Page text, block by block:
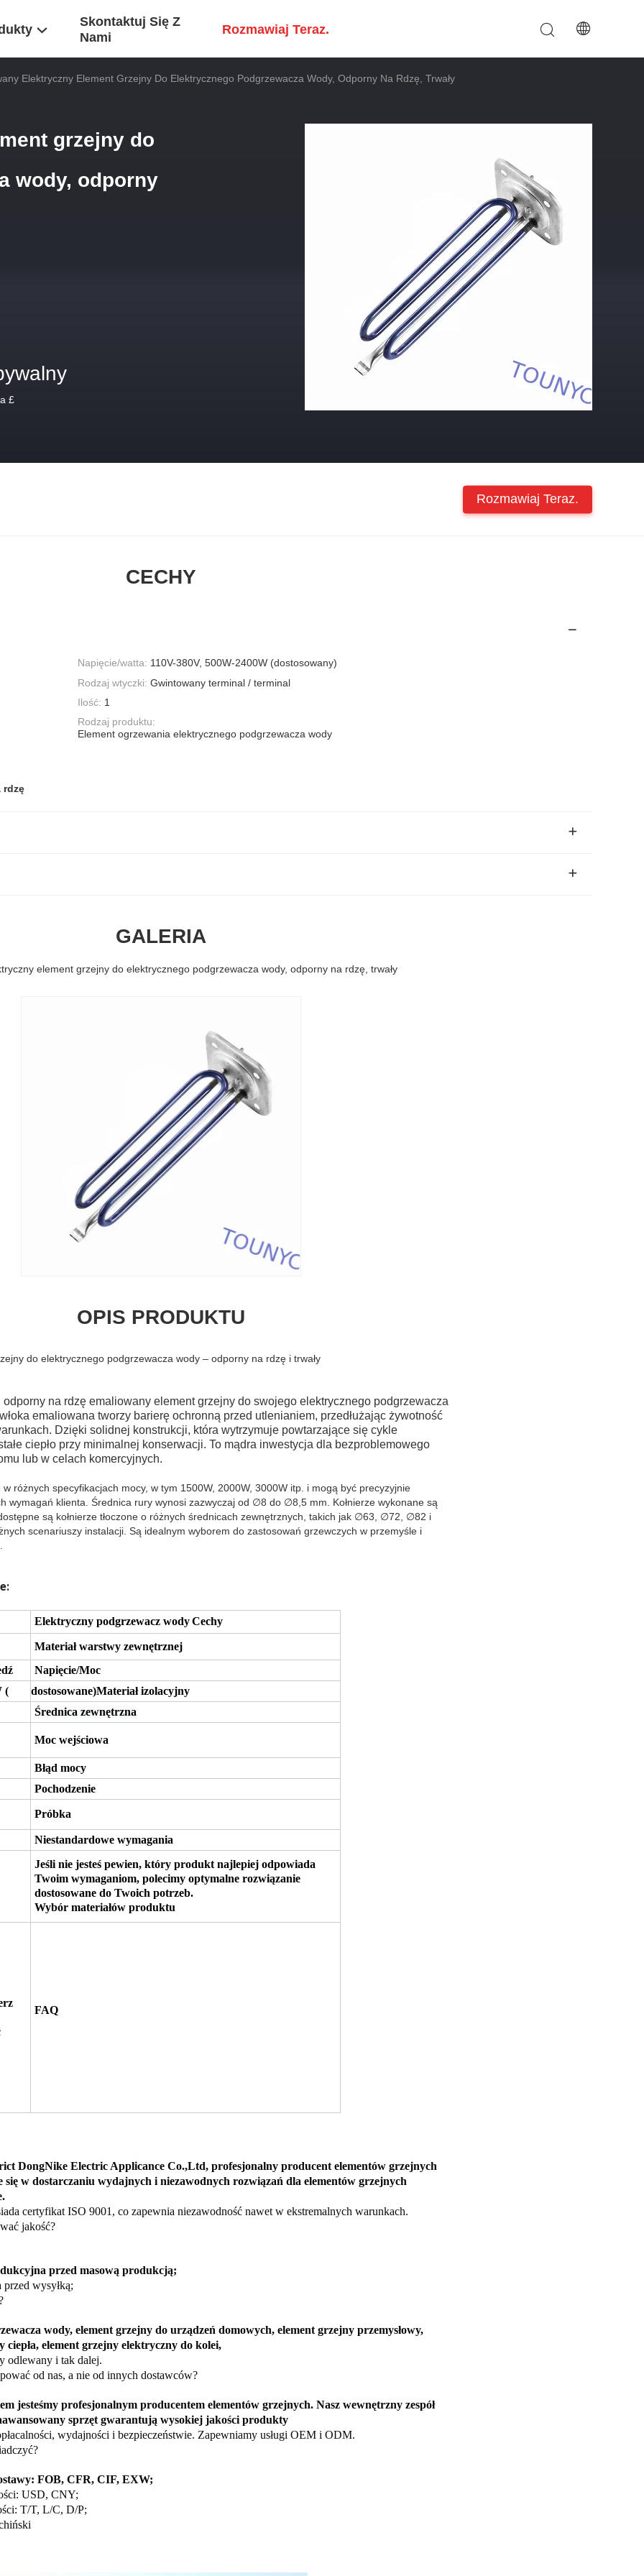
Skontaktuj Się Z
Nami
Rozmawiaj Teraz.
Elektryczny Element Grzejny Do Elektrycznego Podgrzewacza Wody, Odporny Na Rdzę, Trwały
grzejny do
wody, odporny
£
Rozmawiaj Teraz.
CECHY
Napięcie/watta: 110V-380V, 500W-2400W (dostosowany)
Rodzaj wtyczki: Gwintowany terminal / terminal
Ilość: 1
Rodzaj produktu:
Element ogrzewania elektrycznego podgrzewacza wody
rdzę
GALERIA
element grzejny do elektrycznego podgrzewacza wody, odporny na rdzę, trwały
OPIS PRODUKTU
do elektrycznego podgrzewacza wody – odporny na rdzę i trwały
na rdzę emaliowany element grzejny do swojego elektrycznego podgrzewacza
emaliowana tworzy barierę ochronną przed utlenianiem, przedłużając żywotność
Dzięki solidnej konstrukcji, która wytrzymuje powtarzające się cykle
ciepło przy minimalnej konserwacji. To mądra inwestycja dla bezproblemowego
lub w celach komercyjnych.
różnych specyfikacjach mocy, w tym 1500W, 2000W, 3000W itp. i mogą być precyzyjnie
wymagań klienta. Średnica rury wynosi zazwyczaj od ∅8 do ∅8,5 mm. Kołnierze wykonane są
są kołnierze tłoczone o różnych średnicach zewnętrznych, takich jak ∅63, ∅72, ∅82 i
scenariuszy instalacji. Są idealnym wyborem do zastosowań grzewczych w przemyśle i
Elektryczny podgrzewacz wodyCechy
Materiał warstwy zewnętrznej
Napięcie/Moc
(
dostosowane)Materiał izolacyjny
Średnica zewnętrzna
Moc wejściowa
Błąd mocy
Pochodzenie
Próbka
Niestandardowe wymagania
Jeśli nie jesteś pewien, który produkt najlepiej odpowiada
Twoim wymaganiom, polecimy optymalne rozwiązanie
dostosowane do Twoich potrzeb.
Wybór materiałów produktu
FAQ
DongNike Electric Applicance Co.,Ltd, profesjonalny producent elementów grzejnych
się w dostarczaniu wydajnych i niezawodnych rozwiązań dla elementów grzejnych
certyfikat ISO 9001, co zapewnia niezawodność nawet w ekstremalnych warunkach.
jakość?
przed masową produkcją;
przed wysyłką;
wody, element grzejny do urządzeń domowych, element grzejny przemysłowy,
ciepła, element grzejny elektryczny do kolei,
odlewany i tak dalej.
od nas, a nie od innych dostawców?
jesteśmy profesjonalnym producentem elementów grzejnych. Nasz wewnętrzny zespół
sprzęt gwarantują wysokiej jakości produkty
wydajności i bezpieczeństwie. Zapewniamy usługi OEM i ODM.
FOB, CFR, CIF, EXW;
USD, CNY;
T/T, L/C, D/P;